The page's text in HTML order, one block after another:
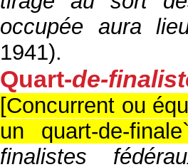
occupée aura
1941).
Quart-de-
[Concurrent ou
un quart-de-
finalistes